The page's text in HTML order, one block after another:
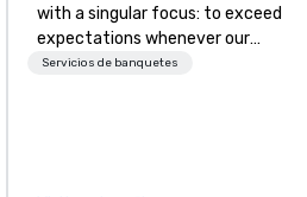
with a singular focus: to exceed
expectations whenever our
guests gather for a meal.
Servicios de banquetes